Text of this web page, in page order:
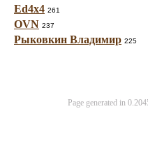
Ed4x4 261
OVN 237
Рыковкин Владимир 225
Page generated in